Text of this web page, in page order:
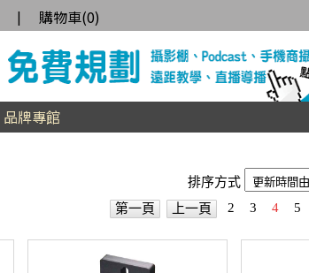
| 購物車(0)
品牌專館
排序方式
第一頁 上一頁 2 3 4 5